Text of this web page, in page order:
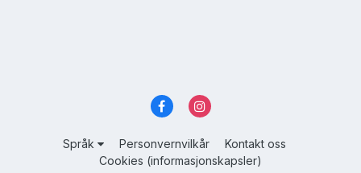
Språk Personvernvilkår
Kontakt oss
Cookies (informasjonskapsler)